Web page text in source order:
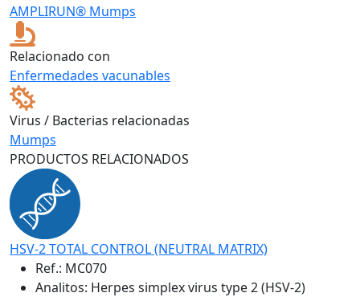
AMPLIRUN® Mumps
Relacionado con
Enfermedades vacunables
Virus / Bacterias relacionadas
Mumps
PRODUCTOS RELACIONADOS
HSV-2 TOTAL CONTROL (NEUTRAL MATRIX)
Ref.: MC070
Analitos: Herpes simplex virus type 2 (HSV-2)